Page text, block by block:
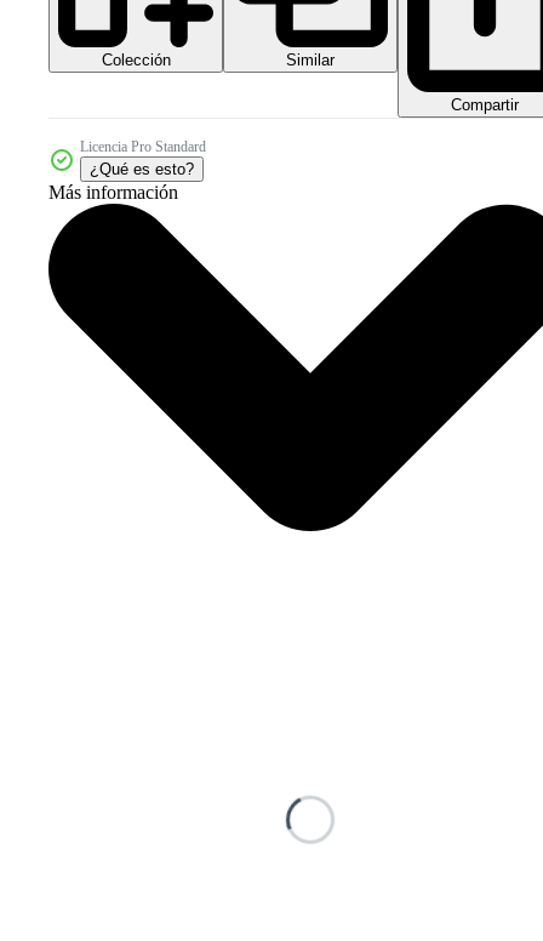
Colección Similar
Compartir
Licencia Pro Standard
¿Qué es esto?
Más información